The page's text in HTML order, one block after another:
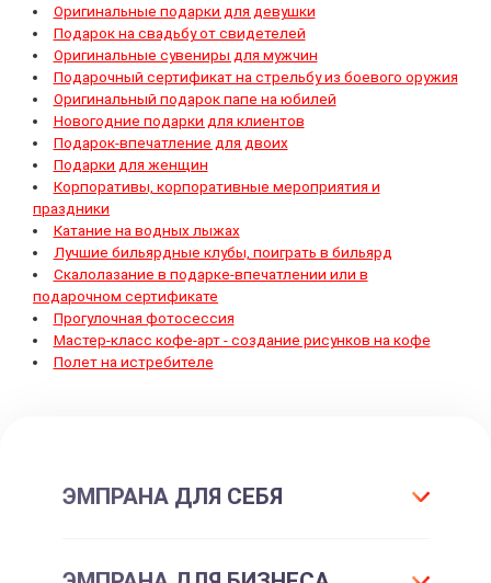
Оригинальные подарки для девушки
Подарок на свадьбу от свидетелей
Оригинальные сувениры для мужчин
Подарочный сертификат на стрельбу из боевого оружия
Оригинальный подарок папе на юбилей
Новогодние подарки для клиентов
Подарок-впечатление для двоих
Подарки для женщин
Корпоративы, корпоративные мероприятия и
праздники
Катание на водных лыжах
Лучшие бильярдные клубы, поиграть в бильярд
Скалолазание в подарке-впечатлении или в
подарочном сертификате
Прогулочная фотосессия
Мастер-класс кофе-арт - создание рисунков на кофе
Полет на истребителе
ЭМПРАНА ДЛЯ СЕБЯ